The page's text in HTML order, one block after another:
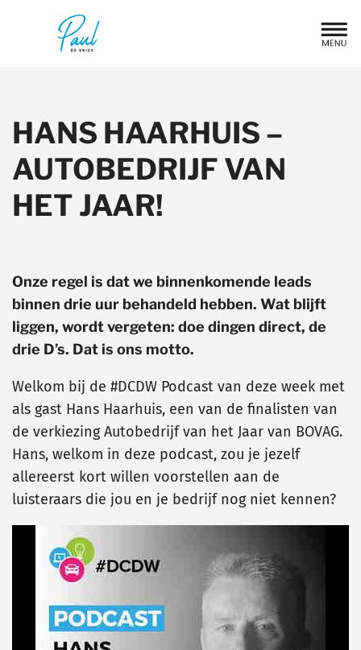
HANS HAARHUIS –
AUTOBEDRIJF VAN
HET JAAR!
Onze regel is dat we binnenkomende leads
binnen drie uur behandeld hebben. Wat blijft
liggen, wordt vergeten: doe dingen direct, de
drie D’s. Dat is ons motto.
Welkom bij de #DCDW Podcast van deze week met
als gast Hans Haarhuis, een van de finalisten van
de verkiezing Autobedrijf van het Jaar van BOVAG.
Hans, welkom in deze podcast, zou je jezelf
allereerst kort willen voorstellen aan de
luisteraars die jou en je bedrijf nog niet kennen?